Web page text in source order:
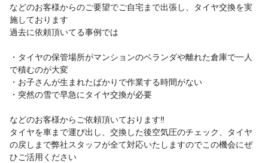
などのお客様からのご要望でご自宅まで出張し、タイヤ交換を実
施しております
過去に依頼頂いてる事例では
・タイヤの保管場所がマンションのベランダや離れた倉庫で一人
で積むのが大変
・お子さんが生まれたばかりで作業する時間がない
・突然の雪で早急にタイヤ交換が必要
などのお客様からご依頼頂いております‼️
タイヤを車まで運び出し、交換した後空気圧のチェック、タイヤ
の戻しまで弊社スタッフが全て対応いたしますのでこの機会にぜ
ひご活用ください